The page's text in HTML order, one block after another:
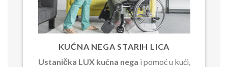
KUĆNA NEGA STARIH LICA
Ustanička LUX kućna nega i pomoć u kući,